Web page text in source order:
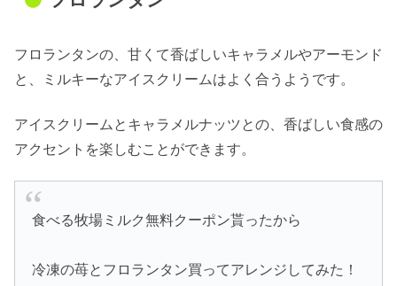
フロランタンの、甘くて香ばしいキャラメルやアーモンド
と、ミルキーなアイスクリームはよく合うようです。
アイスクリームとキャラメルナッツとの、香ばしい食感の
アクセントを楽しむことができます。
食べる牧場ミルク無料クーポン貰ったから
冷凍の苺とフロランタン買ってアレンジしてみた！